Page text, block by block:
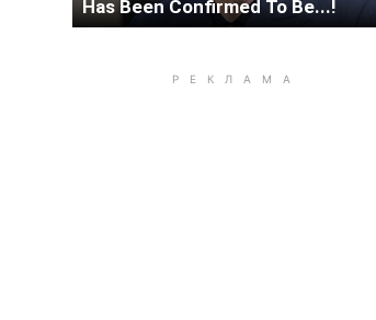
Has Been Confirmed To Be...!